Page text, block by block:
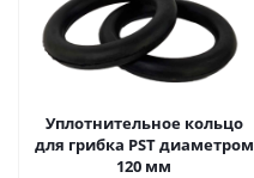
Уплотнительное кольцо
для грибка PST диаметром
120 мм